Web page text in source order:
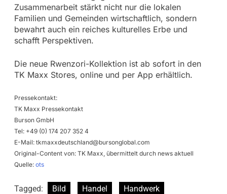
Zusammenarbeit stärkt nicht nur die lokalen
Familien und Gemeinden wirtschaftlich, sondern
bewahrt auch ein reiches kulturelles Erbe und
schafft Perspektiven.
Die neue Rwenzori-Kollektion ist ab sofort in den
TK Maxx Stores, online und per App erhältlich.
Pressekontakt:
TK Maxx Pressekontakt
Burson GmbH
Tel: +49 (0) 174 207 352 4
E-Mail: tkmaxxdeutschland@bursonglobal.com
Original-Content von: TK Maxx, übermittelt durch news aktuell
Quelle: ots
Tagged: Bild Handel
Handwerk